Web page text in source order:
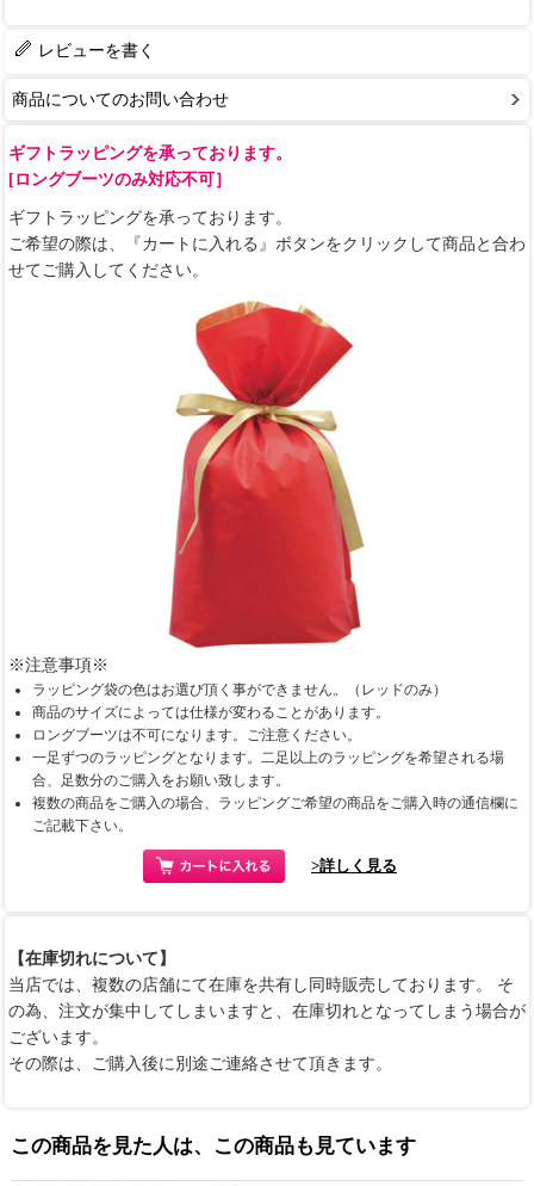
レビューを書く
商品についてのお問い合わせ
ギフトラッピングを承っております。
[ロングブーツのみ対応不可］
ギフトラッピングを承っております。
ご希望の際は、『カートに入れる』ボタンをクリックして商品と合わ
せてご購入してください。
※注意事項※
ラッピング袋の色はお選び頂く事ができません。（レッドのみ）
商品のサイズによっては仕様が変わることがあります。
ロングブーツは不可になります。ご注意ください。
一足ずつのラッピングとなります。二足以上のラッピングを希望される場
合、足数分のご購入をお願い致します。
複数の商品をご購入の場合、ラッピングご希望の商品をご購入時の通信欄に
ご記載下さい。
>詳しく見る
【在庫切れについて】
当店では、複数の店舗にて在庫を共有し同時販売しております。 そ
の為、注文が集中してしまいますと、在庫切れとなってしまう場合が
ございます。
その際は、ご購入後に別途ご連絡させて頂きます。
この商品を見た人は、この商品も見ています